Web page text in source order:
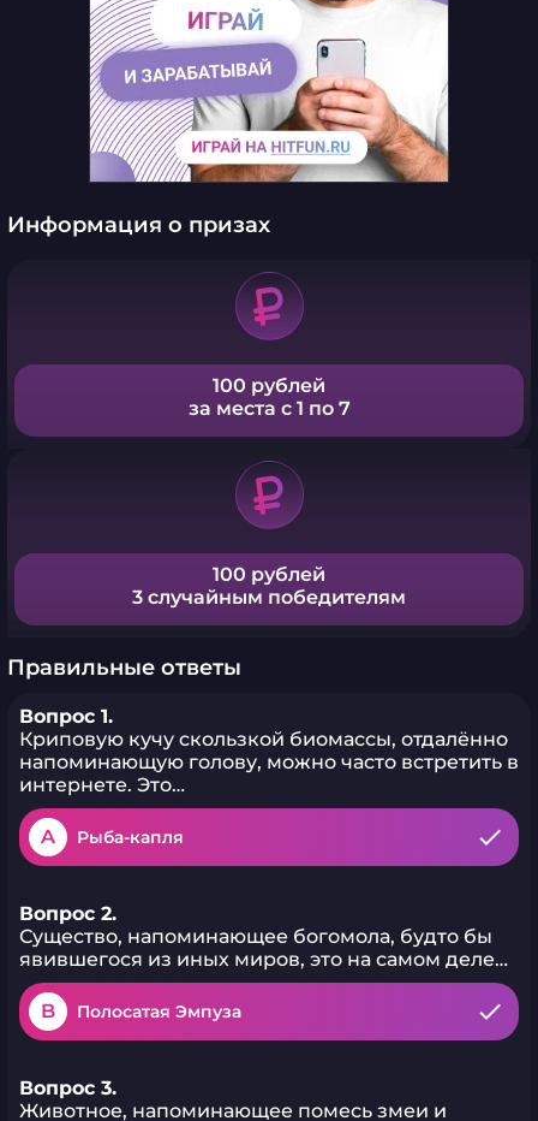
Информация о призах
100 рублей
за места с 1 по 7
100 рублей
3 случайным победителям
Правильные ответы
Вопрос 1.
Криповую кучу скользкой биомассы, отдалённо
напоминающую голову, можно часто встретить в
интернете. Это…
A Рыба-капля
Вопрос 2.
Существо, напоминающее богомола, будто бы
явившегося из иных миров, это на самом деле…
B Полосатая Эмпуза
Вопрос 3.
Животное, напоминающее помесь змеи и